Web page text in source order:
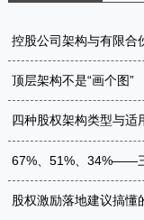
控股公司架构与有限合
顶层架构不是“画个图”
四种股权架构类型与适
67%、51%、34%——
股权激励落地建议搞懂